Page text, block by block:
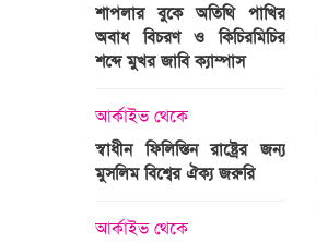
শাপলার বুকে অতিথি পাখির
অবাধ বিচরণ ও কিচিরমিচির
শব্দে মুখর জাবি ক্যাম্পাস
আর্কাইভ থেকে
স্বাধীন ফিলিস্তিন রাষ্ট্রের জন্য
মুসলিম বিশ্বের ঐক্য জরুরি
আর্কাইভ থেকে